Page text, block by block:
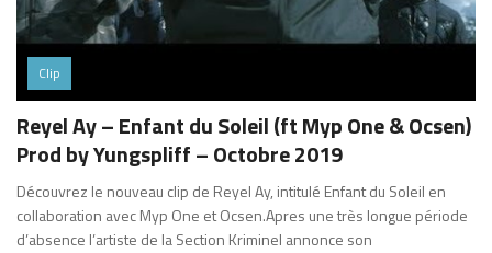
Clip
Reyel Ay – Enfant du Soleil (ft Myp One & Ocsen)
Prod by Yungspliff – Octobre 2019
Découvrez le nouveau clip de Reyel Ay, intitulé Enfant du Soleil en
collaboration avec Myp One et Ocsen.Apres une très longue période
d’absence l’artiste de la Section Kriminel annonce son